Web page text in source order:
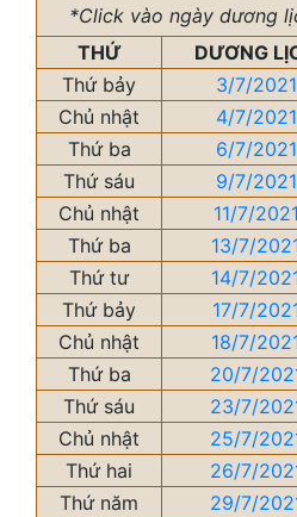
*Click vào ngày dương
THỨ
DƯƠNG
Thứ bảy
3/7/2021
Chủ nhật
4/7/2021
Thứ ba
6/7/2021
Thứ sáu
9/7/2021
Chủ nhật
11/7/2021
Thứ ba
13/7/
Thứ tư
14/7/
Thứ bảy
17/7/
Chủ nhật
18/7/
Thứ ba
20/7/
Thứ sáu
23/7/
Chủ nhật
25/7/
Thứ hai
26/7/
Thứ năm
29/7/